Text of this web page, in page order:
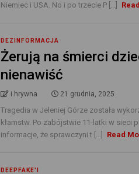
Niemiec i USA. No i po trzecie P [...]
DEZINFORMACJA
Żerują na śmierci
nienawiść
i.hrywna 21 grudnia, 2025
Tragedia w Jeleniej Górze została
kłamstw. Po zabójstwie 11-latki w sieci
informacje, że sprawczyni t [...]
Read
DEEPFAKE'I